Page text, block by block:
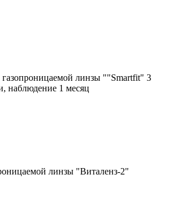
газопроницаемой линзы ""Smartfit" 3
наблюдение 1 месяц
линзы "Виталенз-2"